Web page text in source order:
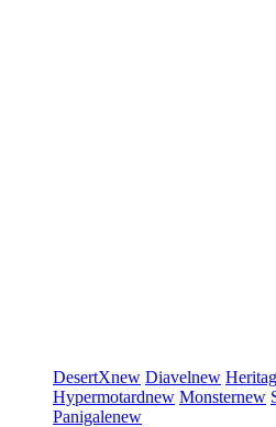
DesertXnew Diavelnew
Hypermotardnew Monsternew
Panigalenew